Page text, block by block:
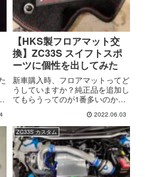
【HKS製フロアマット交
換】ZC33S スイフトスポ
ーツに個性を出してみた
新車購入時、フロアマットってど
うしていますか？純正品を追加し
てもらうってのが1番多いのか
純正は高いから…と納車前に社外
品を準備しておいたりしてると思
います。今回は納車時から使って
いたフロアマットにどうしても馴
染...
2022.06.03
ZC33S カスタム